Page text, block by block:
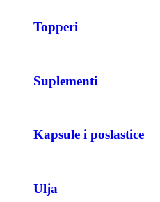
Topperi
Suplementi
Kapsule i poslastice
Ulja